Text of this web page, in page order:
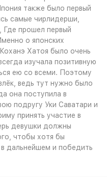
также было первый
самые чирлидерши,
Где прошел первый
о японских
Хатоя было очень
изучала позитивную
ею со всеми. Поэтому
ведь тут нужно было
она поступила в
подругу Уки Саватари и
принять участие в
девушки должны
чтобы хотя бы
в дальнейшем и победить